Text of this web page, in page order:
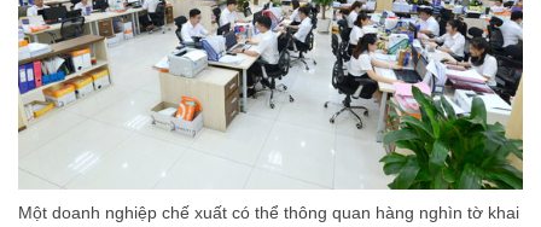
Một doanh nghiệp chế xuất có thể thông quan hàng nghìn tờ khai